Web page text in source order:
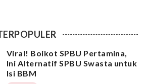
Viral! Boikot SPBU Pertamina,
Ini Alternatif SPBU Swasta untuk
Isi BBM